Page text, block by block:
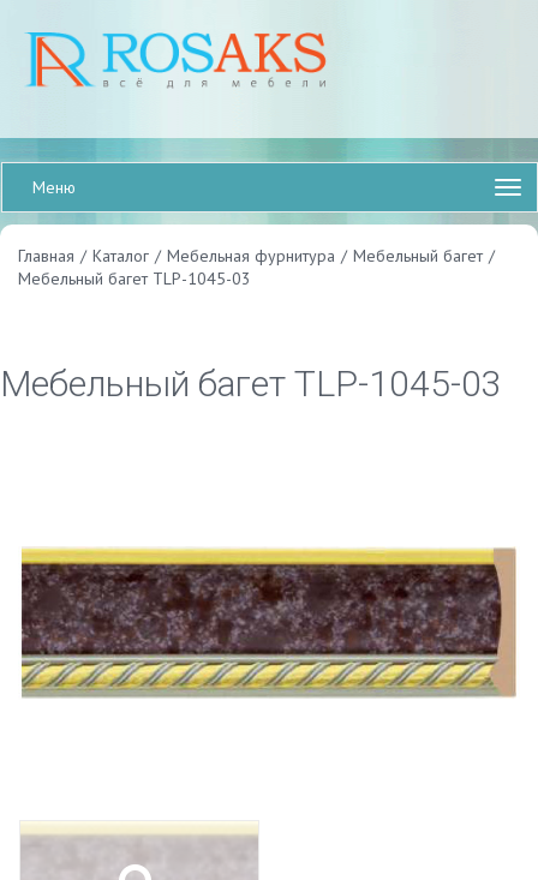
Меню
Главная / Каталог / Мебельная фурнитура / Мебельный багет /
Мебельный багет TLP-1045-03
Мебельный багет TLP-1045-03